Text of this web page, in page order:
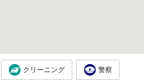
クリーニング 警察